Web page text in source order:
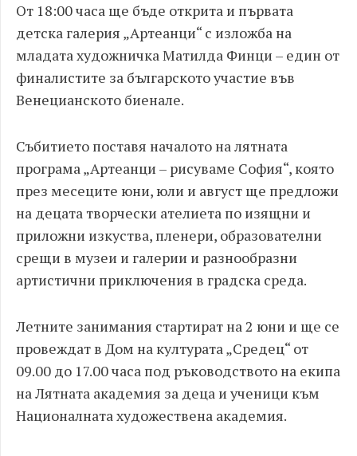
От 18:00 часа ще бъде открита и първата
детска галерия „Артеанци“ с изложба на
младата художничка Матилда Финци – един от
финалистите за българското участие във
Венецианското биенале.
Събитието поставя началото на лятната
програма „Артеанци – рисуваме София“, която
през месеците юни, юли и август ще предложи
на децата творчески ателиета по изящни и
приложни изкуства, пленери, образователни
срещи в музеи и галерии и разнообразни
артистични приключения в градска среда.
Летните занимания стартират на 2 юни и ще се
провеждат в Дом на културата „Средец“ от
09.00 до 17.00 часа под ръководството на екипа
на Лятната академия за деца и ученици към
Националната художествена академия.